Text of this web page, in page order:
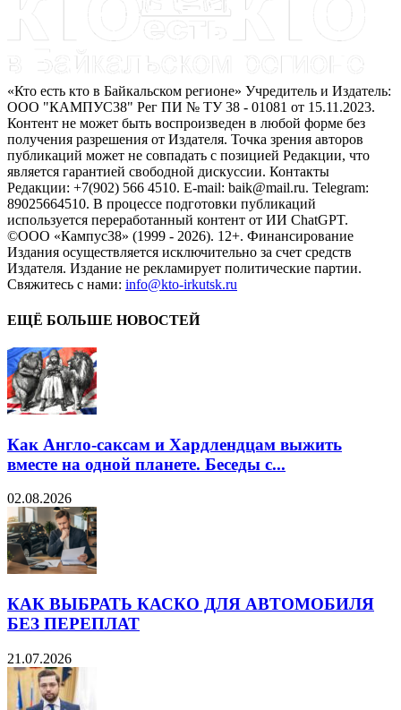
«Кто есть кто в Байкальском регионе» Учредитель и Издатель:
ООО "КАМПУС38" Рег ПИ № ТУ 38 - 01081 от 15.11.2023.
Контент не может быть воспроизведен в любой форме без
получения разрешения от Издателя. Точка зрения авторов
публикаций может не совпадать с позицией Редакции, что
является гарантией свободной дискуссии. Контакты
Редакции: +7(902) 566 4510. E-mail: baik@mail.ru. Telegram:
89025664510. В процессе подготовки публикаций
используется переработанный контент от ИИ ChatGPT.
©ООО «Кампус38» (1999 - 2026). 12+. Финансирование
Издания осуществляется исключительно за счет средств
Издателя. Издание не рекламирует политические партии.
Свяжитесь с нами: info@kto-irkutsk.ru
ЕЩЁ БОЛЬШЕ НОВОСТЕЙ
Как Англо-саксам и Хардлендцам выжить
вместе на одной планете. Беседы с...
02.08.2026
КАК ВЫБРАТЬ КАСКО ДЛЯ АВТОМОБИЛЯ
БЕЗ ПЕРЕПЛАТ
21.07.2026